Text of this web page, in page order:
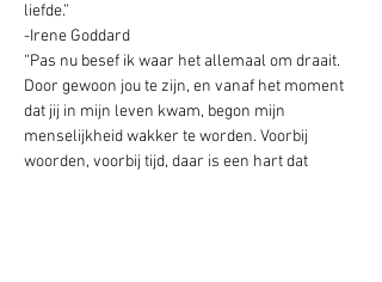
liefde.”
-Irene Goddard
“Pas nu besef ik waar het allemaal om draait.
Door gewoon jou te zijn, en vanaf het moment
dat jij in mijn leven kwam, begon mijn
menselijkheid wakker te worden. Voorbij
woorden, voorbij tijd, daar is een hart dat